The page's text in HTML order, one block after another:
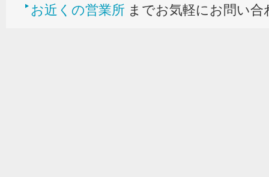
お近くの営業所 までお気軽にお問い